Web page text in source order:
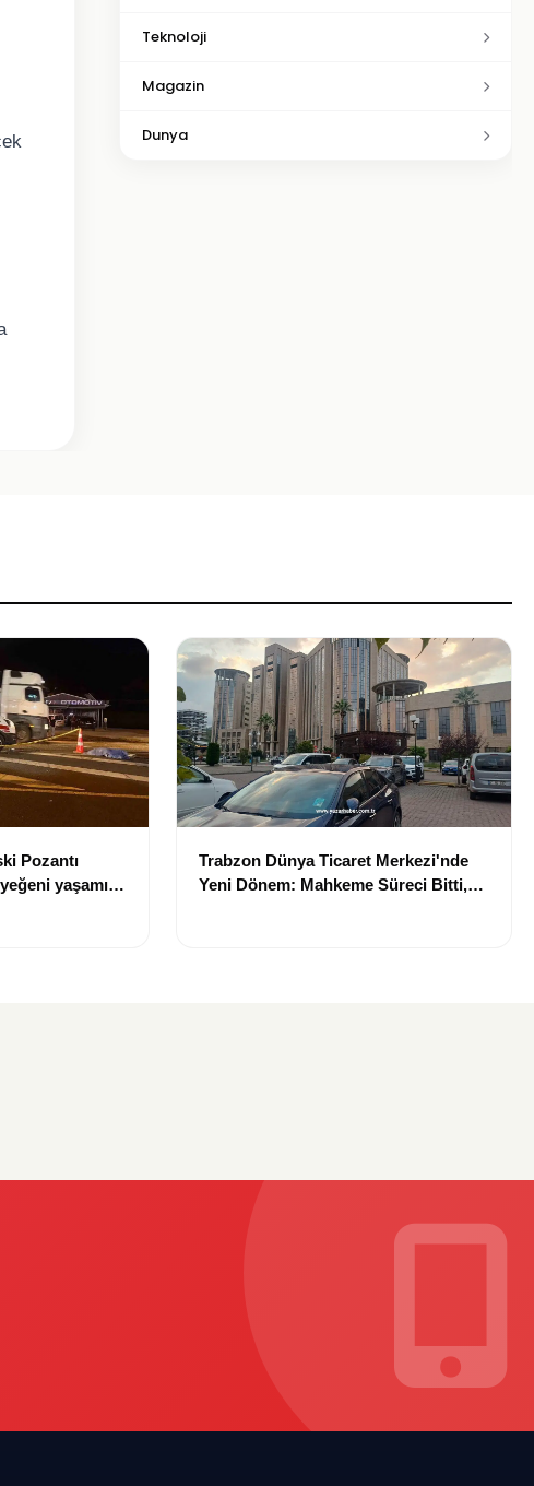
Teknoloji
Magazin
Dunya
Pozantı
yaşamını
Trabzon Dünya Ticaret Merkezi'nde
Yeni Dönem: Mahkeme Süreci Bitti,